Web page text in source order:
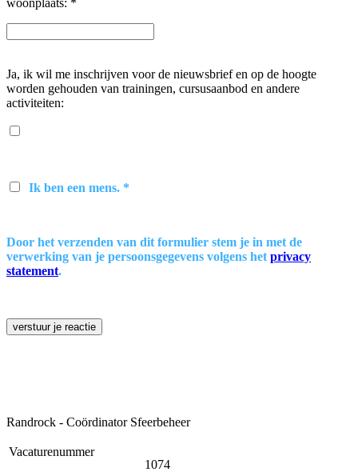
Ja, ik wil me inschrijven voor de nieuwsbrief en op de hoogte
worden gehouden van trainingen, cursusaanbod en andere
activiteiten:
Ik ben een mens. *
Door het verzenden van dit formulier stem je in met de
verwerking van je persoonsgegevens volgens het privacy
statement.
verstuur je reactie
Randrock - Coördinator Sfeerbeheer
Vacaturenummer
1074